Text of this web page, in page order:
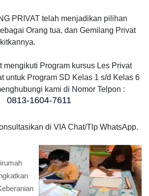
PRIVAT telah menjadikan pilihan
Orang tua, dan Gemilang Privat
mengikuti Program kursus Les Privat
untuk Program SD Kelas 1 s/d Kelas 6
kami di Nomor Telpon :
0813-1604-7611
di VIA Chat/Tlp WhatsApp.